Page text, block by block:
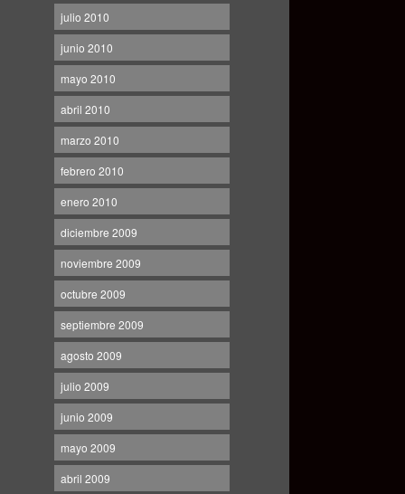
julio 2010
junio 2010
mayo 2010
abril 2010
marzo 2010
febrero 2010
enero 2010
diciembre 2009
noviembre 2009
octubre 2009
septiembre 2009
agosto 2009
julio 2009
junio 2009
mayo 2009
abril 2009